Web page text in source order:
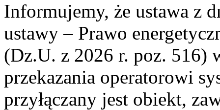
Informujemy, że ustawa z
ustawy – Prawo
(Dz.U. z 2026 r. poz. 516)
przekazania operatorowi
przyłączany jest obiekt,